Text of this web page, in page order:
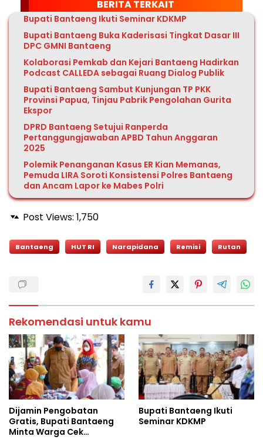
BERITA TERKAIT
Bupati Bantaeng Ikuti Seminar KDKMP
Bupati Bantaeng Buka Kaderisasi Tingkat Dasar III
DPC GMNI Bantaeng
Kolaborasi Pemkab dan Kejari Bantaeng Hadirkan
Podcast CALLEDA sebagai Ruang Dialog Publik
Bupati Bantaeng Sambut Kunjungan TP PKK
Provinsi Papua, Tinjau Pabrik Pengolahan Gurita
Ekspor
DPRD Bantaeng Setujui Ranperda
Pertanggungjawaban APBD Tahun Anggaran
2025
Polemik Penanganan Kasus ER Kian Memanas,
Pemuda LIRA Soroti Konsistensi Polres Bantaeng
dan Ancam Lapor ke Mabes Polri
Post Views: 1,750
Bantaeng HUT RI Narapidana Remisi Rutan
Rekomendasi untuk kamu
Dijamin Pengobatan
Gratis, Bupati Bantaeng
Minta Warga Cek
Bupati Bantaeng Ikuti
Seminar KDKMP